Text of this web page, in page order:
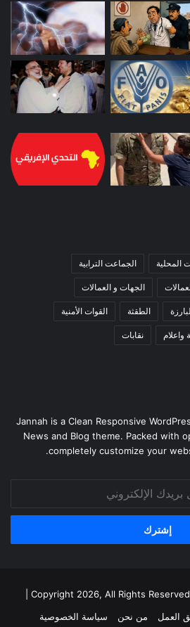
المحلية الجماعت الترابية
الجهات و العمالات
الطقثة القوات الأمنية
نقابات
Jannah is a Clean Responsive
News and Blog theme. Packed with
completely customize your
العمل من نحن سياسة الخصوصية